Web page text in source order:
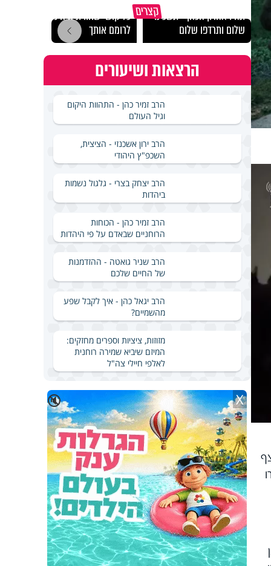
קצריםתהיו אהרון הכהן - תשכינו
שלום ותרדפו שלום
כל קושי שחווית היה ניסיון
לרומם אותך
הרצאות ושיעורים
הרב זמיר כהן - התהוות היקום
וגיל העולם
הרב ירון אשכנזי - הציצית,
השכפ"ץ היהודי
הרב יצחק בצרי - גלגול נשמות
ביהדות
הרב זמיר כהן - הכוחות
הרוחניים שבאדם על פי היהדות
הרב שניר גואטה - ההזדמנות
של החיים שלכם
הרב יגאל כהן - איך לקבל שפע
מהשמיים?
מזוזות, ציציות וספרים מחזקים:
המיזם שיביא שמירה רוחנית
לאלפי חיילי צה"ל
🔇 X